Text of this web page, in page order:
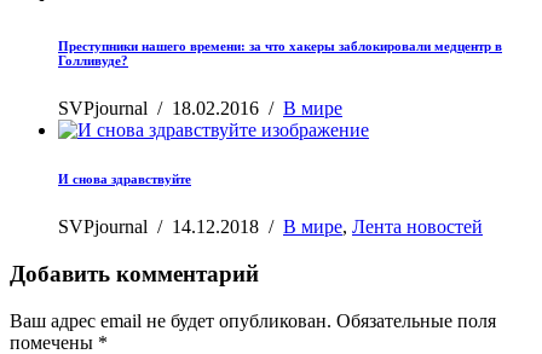
Преступники нашего времени: за что хакеры заблокировали медцентр в
Голливуде?
SVPjournal / 18.02.2016 / В мире
И снова здравствуйте
SVPjournal / 14.12.2018 / В мире, Лента новостей
Добавить комментарий
Ваш адрес email не будет опубликован. Обязательные поля
помечены *